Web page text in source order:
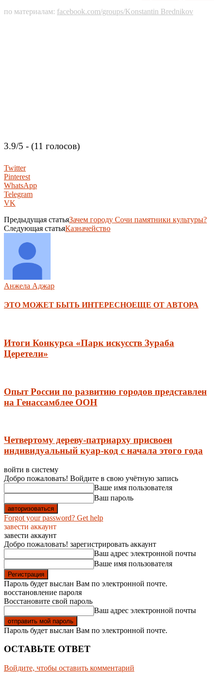
по материалам: facebook.com/groups/Konstantin Brednikov
3.9/5 - (11 голосов)
Twitter
Pinterest
WhatsApp
Telegram
VK
Предыдущая статьяЗачем городу Сочи памятники культуры?
Следующая статьяКазначейство
Анжела Аджар
ЭТО МОЖЕТ БЫТЬ ИНТЕРЕСНОЕЩЕ ОТ АВТОРА
Итоги Конкурса «Парк искусств Зураба
Церетели»
Опыт России по развитию городов представлен
на Генассамблее ООН
Четвертому дереву-патриарху присвоен
индивидуальный куар-код с начала этого года
войти в систему
Добро пожаловать! Войдите в свою учётную запись
Ваше имя пользователя
Ваш пароль
Forgot your password? Get help
завести аккаунт
завести аккаунт
Добро пожаловать! зарегистрировать аккаунт
Ваш адрес электронной почты
Ваше имя пользователя
Пароль будет выслан Вам по электронной почте.
восстановление пароля
Восстановите свой пароль
Ваш адрес электронной почты
Пароль будет выслан Вам по электронной почте.
ОСТАВЬТЕ ОТВЕТ
Войдите, чтобы оставить комментарий